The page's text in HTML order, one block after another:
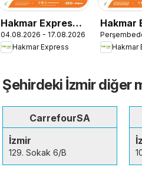
Hakmar Express -
Salı Aktüel
Ürünler
04.08.2026 - 17.08.2026
Hakmar Express
Hakmar
Ürünler
Hakmar
Şehirdeki İzmir diğer
CarrefourSA
İzmir
129. Sokak 6/B